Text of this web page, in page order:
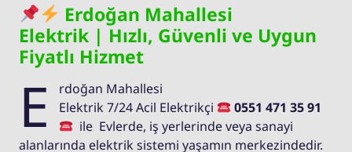
Erdoğan Mahallesi
Elektrik | Hızlı, Güvenli ve Uygun
Fiyatlı Hizmet
E
rdoğan Mahallesi
Elektrik 7/24 Acil Elektrikçi
0551 471 35 91
ile Evlerde, iş yerlerinde veya sanayi
alanlarında elektrik sistemi yaşamın merkezindedir.